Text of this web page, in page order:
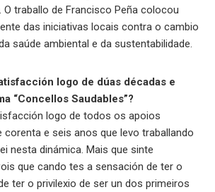
traballo de Francisco Peña colocou
das iniciativas locais contra o cambio
saúde ambiental e da sustentabilidade.
logo de dúas décadas e
“Concellos Saudables”?
logo de todos os apoios
corenta e seis anos que levo traballando
nesta dinámica. Mais que sinte
que cando tes a sensación de ter o
ter o privilexio de ser un dos primeiros